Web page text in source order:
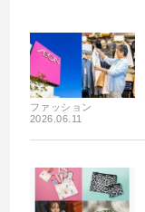
ファッション
2026.06.11